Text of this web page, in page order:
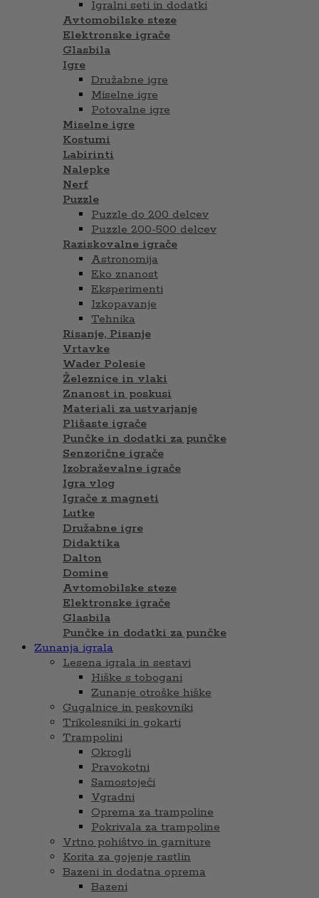
Igralni seti in dodatki
Avtomobilske steze
Elektronske igrače
Glasbila
Igre
Družabne igre
Miselne igre
Potovalne igre
Miselne igre
Kostumi
Labirinti
Nalepke
Nerf
Puzzle
Puzzle do 200 delcev
Puzzle 200-500 delcev
Raziskovalne igrače
Astronomija
Eko znanost
Eksperimenti
Izkopavanje
Tehnika
Risanje, Pisanje
Vrtavke
Wader Polesie
Železnice in vlaki
Znanost in poskusi
Materiali za ustvarjanje
Plišaste igrače
Punčke in dodatki za punčke
Senzorične igrače
Izobraževalne igrače
Igra vlog
Igrače z magneti
Lutke
Družabne igre
Didaktika
Dalton
Domine
Avtomobilske steze
Elektronske igrače
Glasbila
Punčke in dodatki za punčke
Zunanja igrala
Lesena igrala in sestavi
Hiške s tobogani
Zunanje otroške hiške
Gugalnice in peskovniki
Trikolesniki in gokarti
Trampolini
Okrogli
Pravokotni
Samostoječi
Vgradni
Oprema za trampoline
Pokrivala za trampoline
Vrtno pohištvo in garniture
Korita za gojenje rastlin
Bazeni in dodatna oprema
Bazeni